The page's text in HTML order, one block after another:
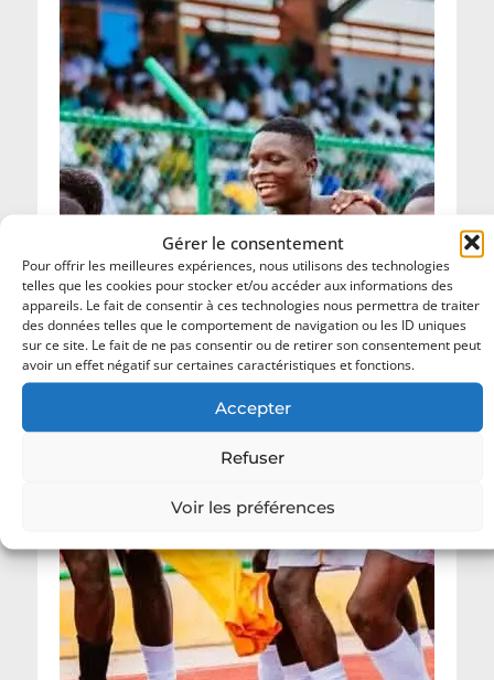
Gérer le consentement
Pour offrir les meilleures expériences, nous utilisons des technologies
telles que les cookies pour stocker et/ou accéder aux informations des
appareils. Le fait de consentir à ces technologies nous permettra de traiter
des données telles que le comportement de navigation ou les ID uniques
sur ce site. Le fait de ne pas consentir ou de retirer son consentement peut
avoir un effet négatif sur certaines caractéristiques et fonctions.
Accepter
Refuser
Voir les préférences